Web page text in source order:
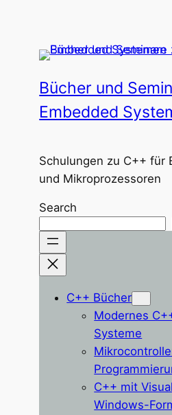
Bücher und
Embedded
Schulungen zu C++ für
und Mikroprozessoren
Search
C++ Bücher
Modernes
Systeme
C++ mit
Windows-